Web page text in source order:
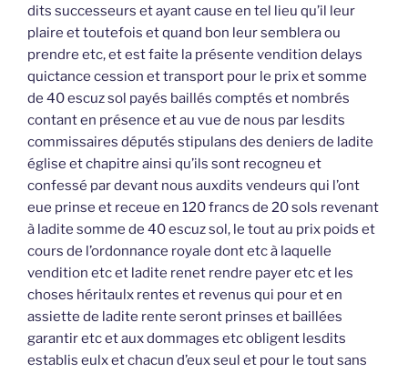
dits successeurs et ayant cause en tel lieu qu’il leur
plaire et toutefois et quand bon leur semblera ou
prendre etc, et est faite la présente vendition delays
quictance cession et transport pour le prix et somme
de 40 escuz sol payés baillés comptés et nombrés
contant en présence et au vue de nous par lesdits
commissaires députés stipulans des deniers de ladite
église et chapitre ainsi qu’ils sont recogneu et
confessé par devant nous auxdits vendeurs qui l’ont
eue prinse et receue en 120 francs de 20 sols revenant
à ladite somme de 40 escuz sol, le tout au prix poids et
cours de l’ordonnance royale dont etc à laquelle
vendition etc et ladite renet rendre payer etc et les
choses héritaulx rentes et revenus qui pour et en
assiette de ladite rente seront prinses et baillées
garantir etc et aux dommages etc obligent lesdits
establis eulx et chacun d’eux seul et pour le tout sans